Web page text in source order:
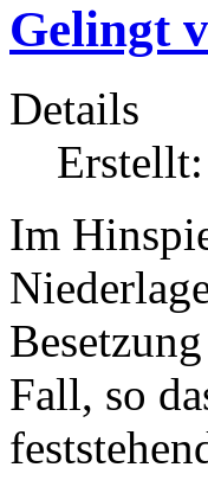
Gelingt
Details
Im
Fall, so